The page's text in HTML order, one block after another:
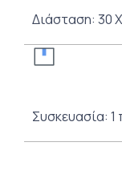
Διάσταση: 30
Συσκευασία: